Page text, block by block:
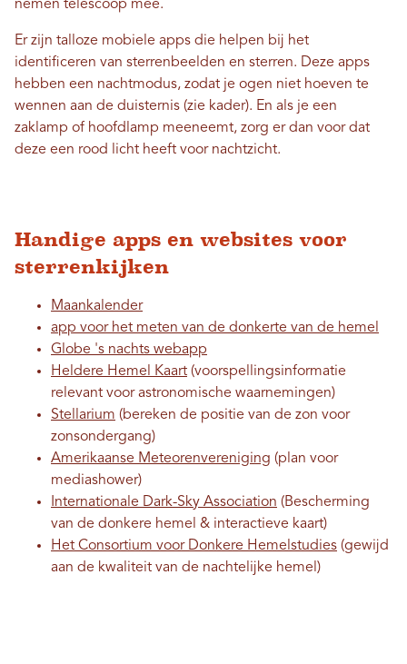
nemen telescoop mee.
Er zijn talloze mobiele apps die helpen bij het
identificeren van sterrenbeelden en sterren. Deze apps
hebben een nachtmodus, zodat je ogen niet hoeven te
wennen aan de duisternis (zie kader). En als je een
zaklamp of hoofdlamp meeneemt, zorg er dan voor dat
deze een rood licht heeft voor nachtzicht.
Handige apps en websites voor
sterrenkijken
Maankalender
app voor het meten van de donkerte van de hemel
Globe 's nachts webapp
Heldere Hemel Kaart (voorspellingsinformatie
relevant voor astronomische waarnemingen)
Stellarium (bereken de positie van de zon voor
zonsondergang)
Amerikaanse Meteorenvereniging (plan voor
mediashower)
Internationale Dark-Sky Association (Bescherming
van de donkere hemel & interactieve kaart)
Het Consortium voor Donkere Hemelstudies (gewijd
aan de kwaliteit van de nachtelijke hemel)